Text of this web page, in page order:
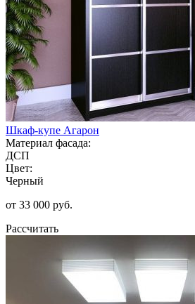
Шкаф-купе Агарон
Материал фасада:
ДСП
Цвет:
Черный
от 33 000 руб.
Рассчитать